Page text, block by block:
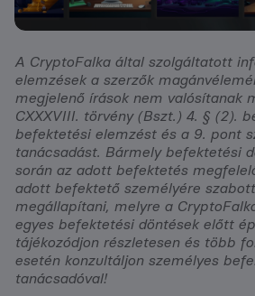
A CryptoFalka által szolgáltatott
elemzések a szerzők
megjelenő írások nem valósítanak
CXXXVIII. törvény (Bszt.) 4. § (2).
befektetési elemzést és a 9. pont
tanácsadást. Bármely befektetési
során az adott befektetés
adott befektető személyére
megállapítani, melyre a
egyes befektetési döntések előtt
tájékozódjon részletesen és több
esetén konzultáljon személyes
tanácsadóval!